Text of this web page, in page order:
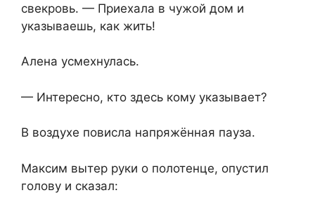
свекровь. — Приехала в чужой дом и
указываешь, как жить!
Алена усмехнулась.
— Интересно, кто здесь кому указывает?
В воздухе повисла напряжённая пауза.
Максим вытер руки о полотенце, опустил
голову и сказал: